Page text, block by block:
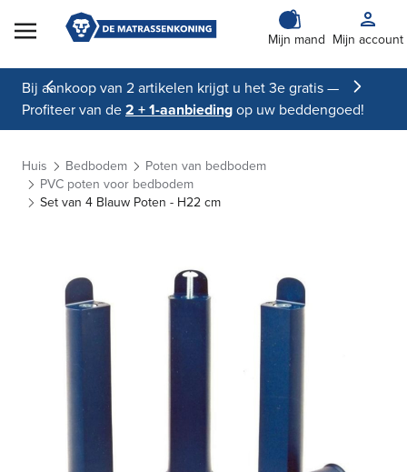
Skip to Content
Mijn mand Mijn account
Bij aankoop van 2 artikelen krijgt u het 3e gratis —
Profiteer van de2 + 1-aanbiedingop uw beddengoed!
Huis Bedbodem
Poten van bedbodem
PVC poten voor bedbodem
Set van 4 Blauw Poten - H22 cm